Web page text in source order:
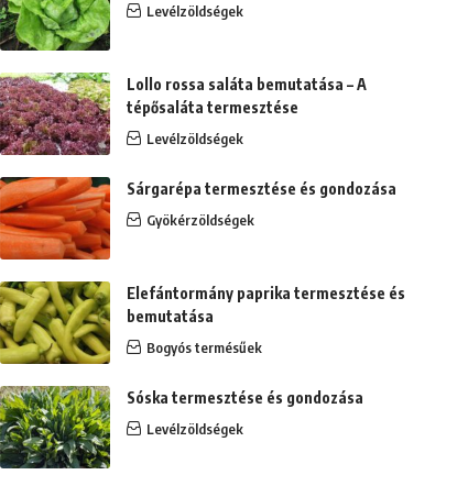
Levélzöldségek
Lollo rossa saláta bemutatása – A
tépősaláta termesztése
Levélzöldségek
Sárgarépa termesztése és gondozása
Gyökérzöldségek
Elefántormány paprika termesztése és
bemutatása
Bogyós termésűek
Sóska termesztése és gondozása
Levélzöldségek